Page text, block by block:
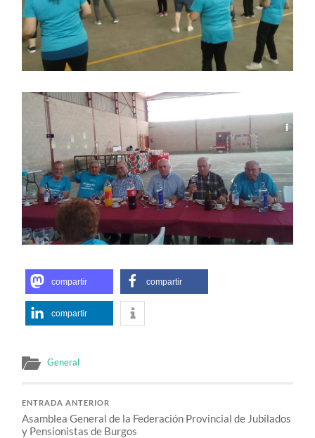
compartir compartir
compartir
General
ENTRADA ANTERIOR
Asamblea General de la Federación Provincial de Jubilados
y Pensionistas de Burgos